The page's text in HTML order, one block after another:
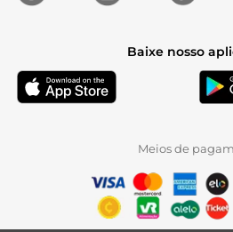
Baixe nosso
Meios de